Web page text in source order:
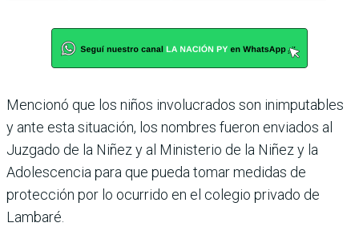
Mencionó que los niños involucrados son inimputables
y ante esta situación, los nombres fueron enviados al
Juzgado de la Niñez y al Ministerio de la Niñez y la
Adolescencia para que pueda tomar medidas de
protección por lo ocurrido en el colegio privado de
Lambaré.